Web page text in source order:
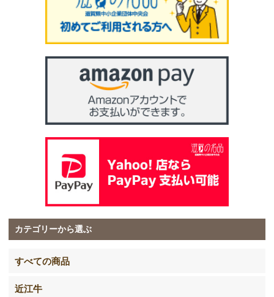
カテゴリーから選ぶ
すべての商品
近江牛